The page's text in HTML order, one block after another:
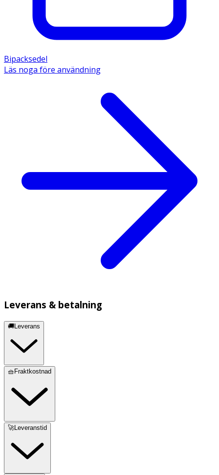
Bipacksedel
Läs noga före användning
Leverans & betalning
🚚Leverans
🧺Fraktkostnad
🚀Leveranstid